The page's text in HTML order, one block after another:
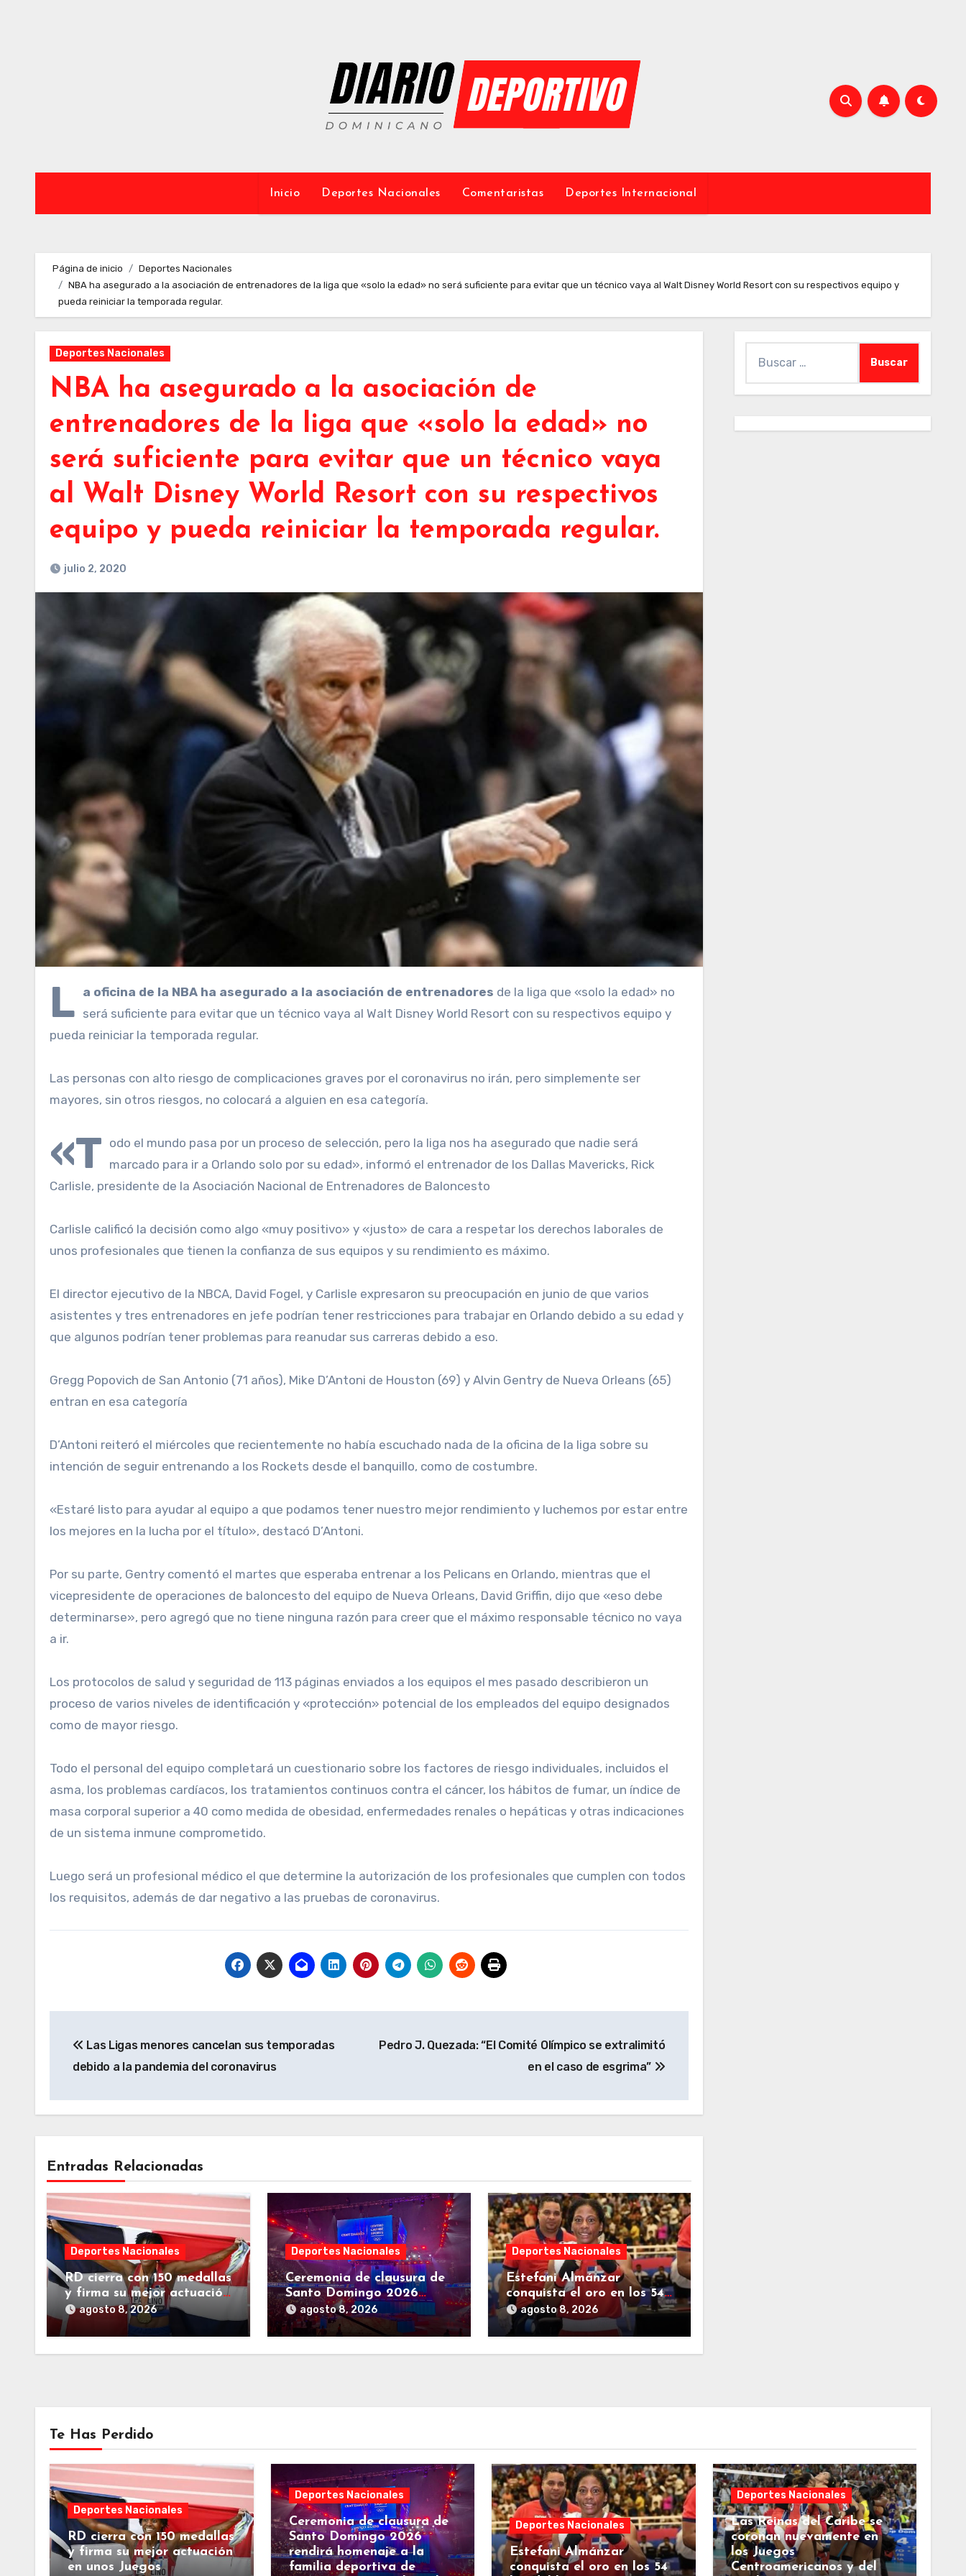
Inicio Deportes Nacionales Comentaristas Deportes Internacional
Página de inicio
Deportes Nacionales
NBA ha asegurado a la asociación de entrenadores de la liga que «solo la edad» no será suficiente para evitar que un técnico vaya al Walt Disney World Resort con su respectivos equipo y
pueda reiniciar la temporada regular.
Deportes Nacionales
NBA ha asegurado a la asociación de
entrenadores de la liga que «solo la edad» no
será suficiente para evitar que un técnico vaya
al Walt Disney World Resort con su respectivos
equipo y pueda reiniciar la temporada regular.
julio 2, 2020
L a oficina de la NBA ha asegurado a la asociación de entrenadores de la liga que «solo la edad» no
será suficiente para evitar que un técnico vaya al Walt Disney World Resort con su respectivos equipo y
pueda reiniciar la temporada regular.
Las personas con alto riesgo de complicaciones graves por el coronavirus no irán, pero simplemente ser
mayores, sin otros riesgos, no colocará a alguien en esa categoría.
«T odo el mundo pasa por un proceso de selección, pero la liga nos ha asegurado que nadie será
marcado para ir a Orlando solo por su edad», informó el entrenador de los Dallas Mavericks, Rick
Carlisle, presidente de la Asociación Nacional de Entrenadores de Baloncesto
Carlisle calificó la decisión como algo «muy positivo» y «justo» de cara a respetar los derechos laborales de
unos profesionales que tienen la confianza de sus equipos y su rendimiento es máximo.
El director ejecutivo de la NBCA, David Fogel, y Carlisle expresaron su preocupación en junio de que varios
asistentes y tres entrenadores en jefe podrían tener restricciones para trabajar en Orlando debido a su edad y
que algunos podrían tener problemas para reanudar sus carreras debido a eso.
Gregg Popovich de San Antonio (71 años), Mike D’Antoni de Houston (69) y Alvin Gentry de Nueva Orleans (65)
entran en esa categoría
D’Antoni reiteró el miércoles que recientemente no había escuchado nada de la oficina de la liga sobre su
intención de seguir entrenando a los Rockets desde el banquillo, como de costumbre.
«Estaré listo para ayudar al equipo a que podamos tener nuestro mejor rendimiento y luchemos por estar entre
los mejores en la lucha por el título», destacó D’Antoni.
Por su parte, Gentry comentó el martes que esperaba entrenar a los Pelicans en Orlando, mientras que el
vicepresidente de operaciones de baloncesto del equipo de Nueva Orleans, David Griffin, dijo que «eso debe
determinarse», pero agregó que no tiene ninguna razón para creer que el máximo responsable técnico no vaya
a ir.
Los protocolos de salud y seguridad de 113 páginas enviados a los equipos el mes pasado describieron un
proceso de varios niveles de identificación y «protección» potencial de los empleados del equipo designados
como de mayor riesgo.
Todo el personal del equipo completará un cuestionario sobre los factores de riesgo individuales, incluidos el
asma, los problemas cardíacos, los tratamientos continuos contra el cáncer, los hábitos de fumar, un índice de
masa corporal superior a 40 como medida de obesidad, enfermedades renales o hepáticas y otras indicaciones
de un sistema inmune comprometido.
Luego será un profesional médico el que determine la autorización de los profesionales que cumplen con todos
los requisitos, además de dar negativo a las pruebas de coronavirus.
de
Las Ligas menores cancelan sus temporadas
debido a la pandemia del coronavirus
Pedro J. Quezada: “El Comité Olímpico se extralimitó
en el caso de esgrima”
Entradas Relacionadas
Deportes Nacionales
RD cierra con 150 medallas
y firma su mejor actuación
en unos Juegos
Centroamericanos
agosto 8, 2026
Deportes Nacionales
Ceremonia de clausura de
Santo Domingo 2026
rendirá homenaje a la
familia deportiva de
Centroamérica y el Caribe
agosto 8, 2026
Deportes Nacionales
Estefani Almánzar
conquista el oro en los 54
kg. del boxeo
agosto 8, 2026
Te Has Perdido
Deportes Nacionales
RD cierra con 150 medallas
y firma su mejor actuación
en unos Juegos
Deportes Nacionales
Ceremonia de clausura de
Santo Domingo 2026
rendirá homenaje a la
familia deportiva de
Deportes Nacionales
Estefani Almánzar
conquista el oro en los 54
Deportes Nacionales
Las Reinas del Caribe se
coronan nuevamente en
los Juegos
Centroamericanos y del